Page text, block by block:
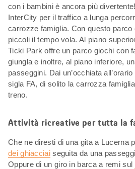
con i bambini è ancora più
InterCity per il traffico a lunga
carrozze famiglia. Con questo parco
piccoli il tempo vola. Al piano
Ticki Park offre un parco giochi con
giungla e inoltre, al piano inferiore,
passeggini. Dai un’occhiata
sigla FA, di solito la carrozza
treno.
Attività ricreative per tutta la
Che ne diresti di una gita a Lucerna
dei ghiacciaiseguita da una
Oppure di un giro in barca a remi sul